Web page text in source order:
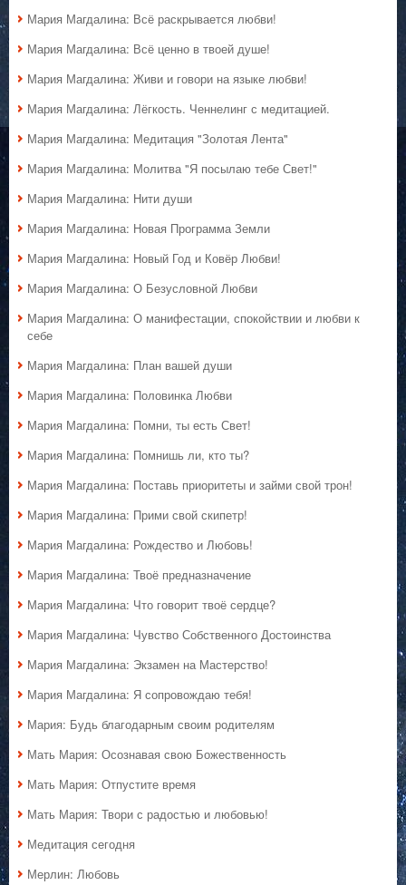
Мария Магдалина: Всё раскрывается любви!
Мария Магдалина: Всё ценно в твоей душе!
Мария Магдалина: Живи и говори на языке любви!
Мария Магдалина: Лёгкость. Ченнелинг с медитацией.
Мария Магдалина: Медитация "Золотая Лента"
Мария Магдалина: Молитва "Я посылаю тебе Свет!"
Мария Магдалина: Нити души
Мария Магдалина: Новая Программа Земли
Мария Магдалина: Новый Год и Ковёр Любви!
Мария Магдалина: О Безусловной Любви
Мария Магдалина: О манифестации, спокойствии и любви к
себе
Мария Магдалина: План вашей души
Мария Магдалина: Половинка Любви
Мария Магдалина: Помни, ты есть Свет!
Мария Магдалина: Помнишь ли, кто ты?
Мария Магдалина: Поставь приоритеты и займи свой трон!
Мария Магдалина: Прими свой скипетр!
Мария Магдалина: Рождество и Любовь!
Мария Магдалина: Твоё предназначение
Мария Магдалина: Что говорит твоё сердце?
Мария Магдалина: Чувство Собственного Достоинства
Мария Магдалина: Экзамен на Мастерство!
Мария Магдалина: Я сопровождаю тебя!
Мария: Будь благодарным своим родителям
Мать Мария: Осознавая свою Божественность
Мать Мария: Отпустите время
Мать Мария: Твори с радостью и любовью!
Медитация сегодня
Мерлин: Любовь